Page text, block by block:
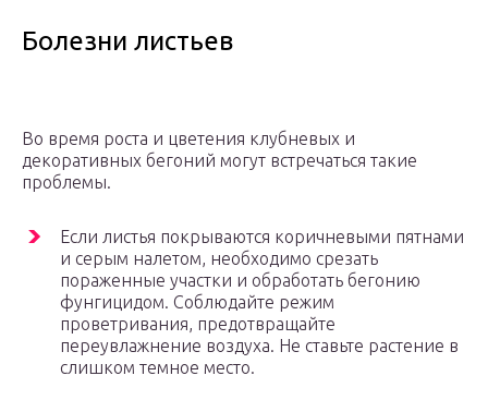
Болезни листьев
Во время роста и цветения клубневых и
декоративных бегоний могут встречаться такие
проблемы.
Если листья покрываются коричневыми пятнами
и серым налетом, необходимо срезать
пораженные участки и обработать бегонию
фунгицидом. Соблюдайте режим
проветривания, предотвращайте
переувлажнение воздуха. Не ставьте растение в
слишком темное место.